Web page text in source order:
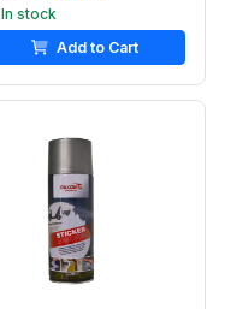
In stock
Add to Cart